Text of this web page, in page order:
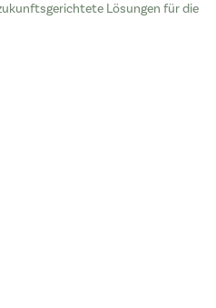
Lösungen für die